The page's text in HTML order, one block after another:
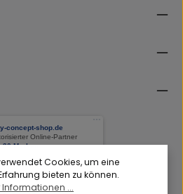
Felder sind
Cookies, um eine
bieten zu können.
Informationen ...